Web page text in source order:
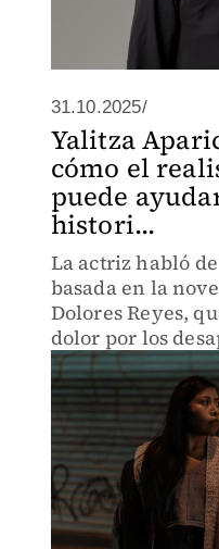
31.10.2025/
Yalitza
cómo el
puede
histori...
La actriz habló
basada en la
Dolores Reyes,
dolor por los